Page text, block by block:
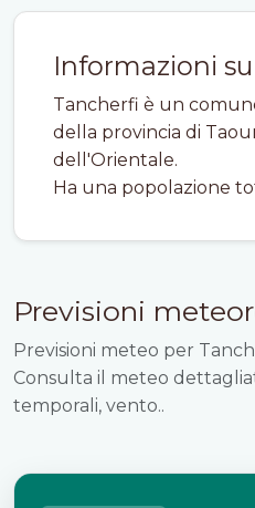
Informazioni
Tancherfi è un
della provincia di
dell'Orientale.
Ha una popolazione
Previsioni
Previsioni meteo per
Consulta il meteo
temporali, vento..